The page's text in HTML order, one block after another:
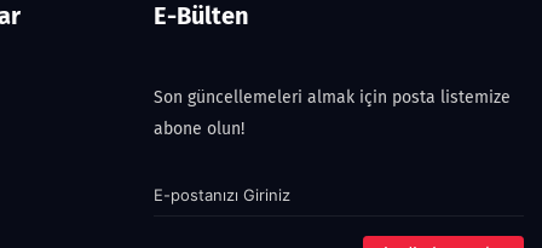
E-Bülten
Son güncellemeleri almak için posta listemize
abone olun!